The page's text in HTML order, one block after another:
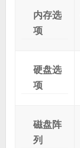
内存选
项
硬盘选
项
磁盘阵
列